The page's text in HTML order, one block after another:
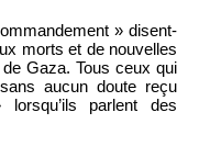
» disent-
morts et de nouvelles
Gaza. Tous ceux qui
aucun doute reçu
parlent des